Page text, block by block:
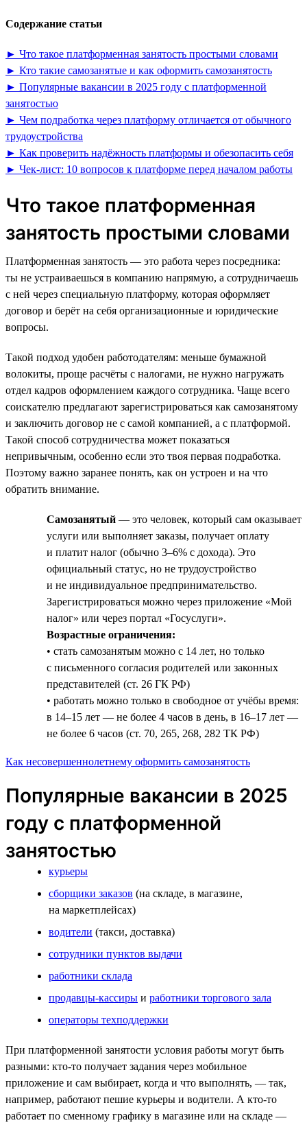
Содержание статьи
► Что такое платформенная занятость простыми словами
► Кто такие самозанятые и как оформить самозанятость
► Популярные вакансии в 2025 году с платформенной
занятостью
► Чем подработка через платформу отличается от обычного
трудоустройства
► Как проверить надёжность платформы и обезопасить себя
► Чек-лист: 10 вопросов к платформе перед началом работы
Что такое платформенная
занятость простыми словами
Платформенная занятость — это работа через посредника:
ты не устраиваешься в компанию напрямую, а сотрудничаешь
с ней через специальную платформу, которая оформляет
договор и берёт на себя организационные и юридические
вопросы.
Такой подход удобен работодателям: меньше бумажной
волокиты, проще расчёты с налогами, не нужно нагружать
отдел кадров оформлением каждого сотрудника. Чаще всего
соискателю предлагают зарегистрироваться как самозанятому
и заключить договор не с самой компанией, а с платформой.
Такой способ сотрудничества может показаться
непривычным, особенно если это твоя первая подработка.
Поэтому важно заранее понять, как он устроен и на что
обратить внимание.
Самозанятый — это человек, который сам оказывает
услуги или выполняет заказы, получает оплату
и платит налог (обычно 3–6% с дохода). Это
официальный статус, но не трудоустройство
и не индивидуальное предпринимательство.
Зарегистрироваться можно через приложение «Мой
налог» или через портал «Госуслуги».
Возрастные ограничения:
• стать самозанятым можно с 14 лет, но только
с письменного согласия родителей или законных
представителей (ст. 26 ГК РФ)
• работать можно только в свободное от учёбы время:
в 14–15 лет — не более 4 часов в день, в 16–17 лет —
не более 6 часов (ст. 70, 265, 268, 282 ТК РФ)
Как несовершеннолетнему оформить самозанятость
Популярные вакансии в 2025
году с платформенной
занятостью
курьеры
сборщики заказов (на складе, в магазине,
на маркетплейсах)
водители (такси, доставка)
сотрудники пунктов выдачи
работники склада
продавцы-кассиры и работники торгового зала
операторы техподдержки
При платформенной занятости условия работы могут быть
разными: кто-то получает задания через мобильное
приложение и сам выбирает, когда и что выполнять, — так,
например, работают пешие курьеры и водители. А кто-то
работает по сменному графику в магазине или на складе —